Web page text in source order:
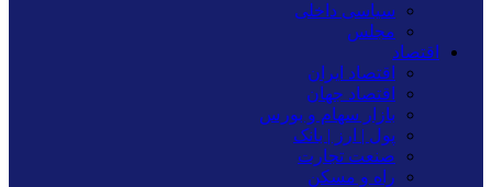
سیاسی داخلی
مجلس
اقتصاد
اقتصاد ایران
اقتصاد جهان
بازار سهام و بورس
پول | ارز | بانک
صنعت تجارت
راه و مسکن